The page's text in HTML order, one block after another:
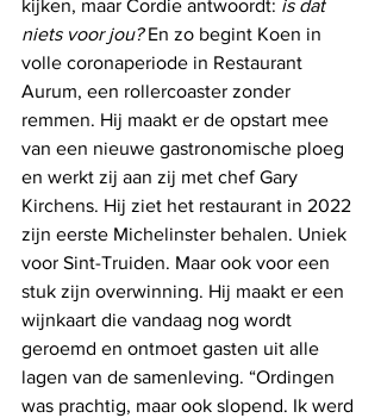
kijken, maar Cordie antwoordt: is dat
niets voor jou? En zo begint Koen in
volle coronaperiode in Restaurant
Aurum, een rollercoaster zonder
remmen. Hij maakt er de opstart mee
van een nieuwe gastronomische ploeg
en werkt zij aan zij met chef Gary
Kirchens. Hij ziet het restaurant in 2022
zijn eerste Michelinster behalen. Uniek
voor Sint-Truiden. Maar ook voor een
stuk zijn overwinning. Hij maakt er een
wijnkaart die vandaag nog wordt
geroemd en ontmoet gasten uit alle
lagen van de samenleving. “Ordingen
was prachtig, maar ook slopend. Ik werd